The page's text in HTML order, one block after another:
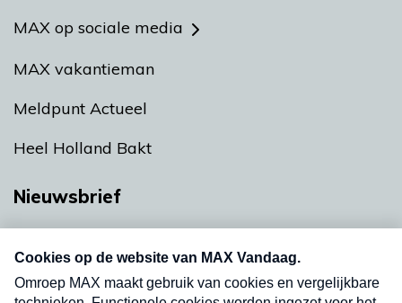
MAX op sociale media
MAX vakantieman
Meldpunt Actueel
Heel Holland Bakt
Nieuwsbrief
nieuwsbrief. Elke vrijdag- en dinsdagochtend in
uw mailbox.